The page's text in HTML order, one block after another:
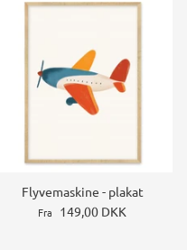
Flyvemaskine - plakat
Fra 149,00 DKK